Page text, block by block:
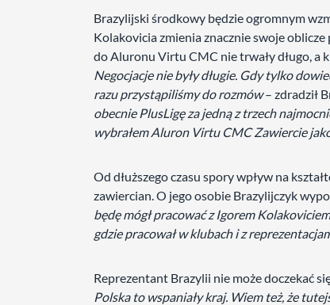
Brazylijski środkowy będzie ogromnym
Kolakovicia zmienia znacznie swoje
do Aluronu Virtu CMC nie trwały długo, a
Negocjacje nie były długie. Gdy tylko
razu przystąpiliśmy do rozmów– zdradził
obecnie PlusLigę za jedną z trzech
wybrałem Aluron Virtu CMC Zawiercie
Od dłuższego czasu spory wpływ na
zawiercian. O jego osobie Brazylijczyk
będę mógł pracować z Igorem
gdzie pracował w klubach i z
Reprezentant Brazylii nie może doczekać
Polska to wspaniały kraj. Wiem też, że